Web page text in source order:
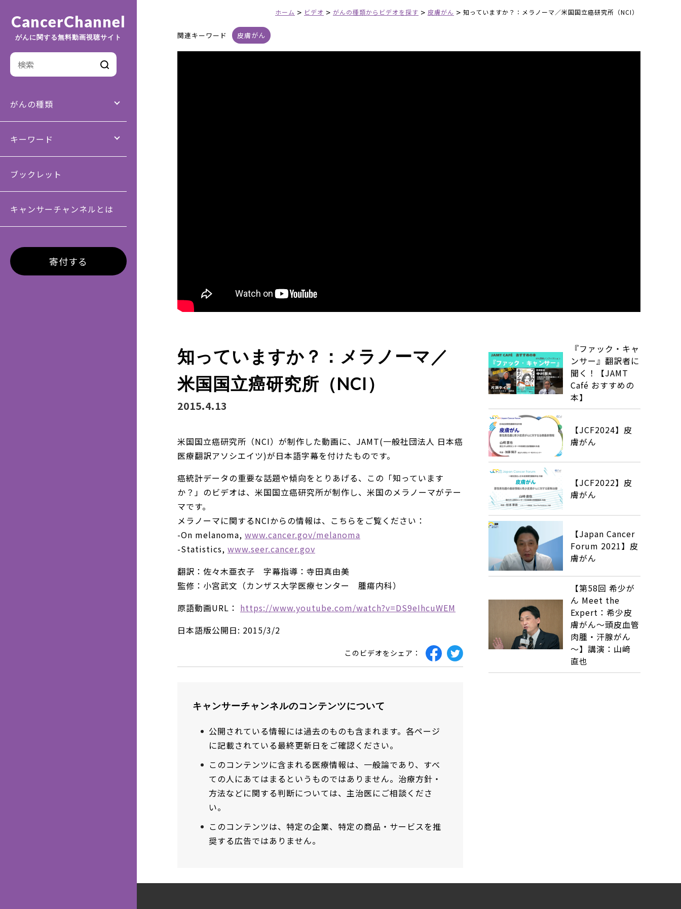
CancerChannel
がんに関する無料動画視聴サイト
がんの種類
キーワード
ブックレット
キャンサーチャンネルとは
寄付する
ホーム > ビデオ > がんの種類からビデオを探す > 皮膚がん > 知っていますか？：メラノーマ／米国国立癌研究所（NCI）
関連キーワード 皮膚がん
知っていますか？：メラノーマ／
米国国立癌研究所（NCI）
2015.4.13
米国国立癌研究所（NCI）が制作した動画に、JAMT(一般社団法人 日本癌
医療翻訳アソシエイツ)が日本語字幕を付けたものです。
癌統計データの重要な話題や傾向をとりあげる、この「知っています
か？」のビデオは、­米国国立癌研究所が制作し、米国のメラノーマがテー
マです。
メラノーマに関するNCIからの情報は、こちらをご覧ください：
-On melanoma, www.cancer.gov/melanoma
-Statistics, www.seer.cancer.gov
翻訳：佐々木亜衣子 字幕指導：寺田真由美
監修：小宮武文（カンザス大学医療センター 腫瘍内科）
原語動画URL： https://www.youtube.com/watch?v=DS9eIhcuWEM
日本語版公開日: 2015/3/2
このビデオをシェア：
キャンサーチャンネルのコンテンツについて
公開されている情報には過去のものも含まれます。各ページ
に記載されている最終更新日をご確認ください。
このコンテンツに含まれる医療情報は、一般論であり、すべ
ての人にあてはまるというものではありません。治療方針・
方法などに関する判断については、主治医にご相談くださ
い。
このコンテンツは、特定の企業、特定の商品・サービスを推
奨する広告ではありません。
『ファック・キャ
ンサー』翻訳者に
聞く！【JAMT
Café おすすめの
本】
【JCF2024】皮
膚がん
【JCF2022】皮
膚がん
【Japan Cancer
Forum 2021】皮
膚がん
【第58回 希少が
ん Meet the
Expert：希少皮
膚がん～頭皮血管
肉腫・汗腺がん
～】講演：山﨑
直也